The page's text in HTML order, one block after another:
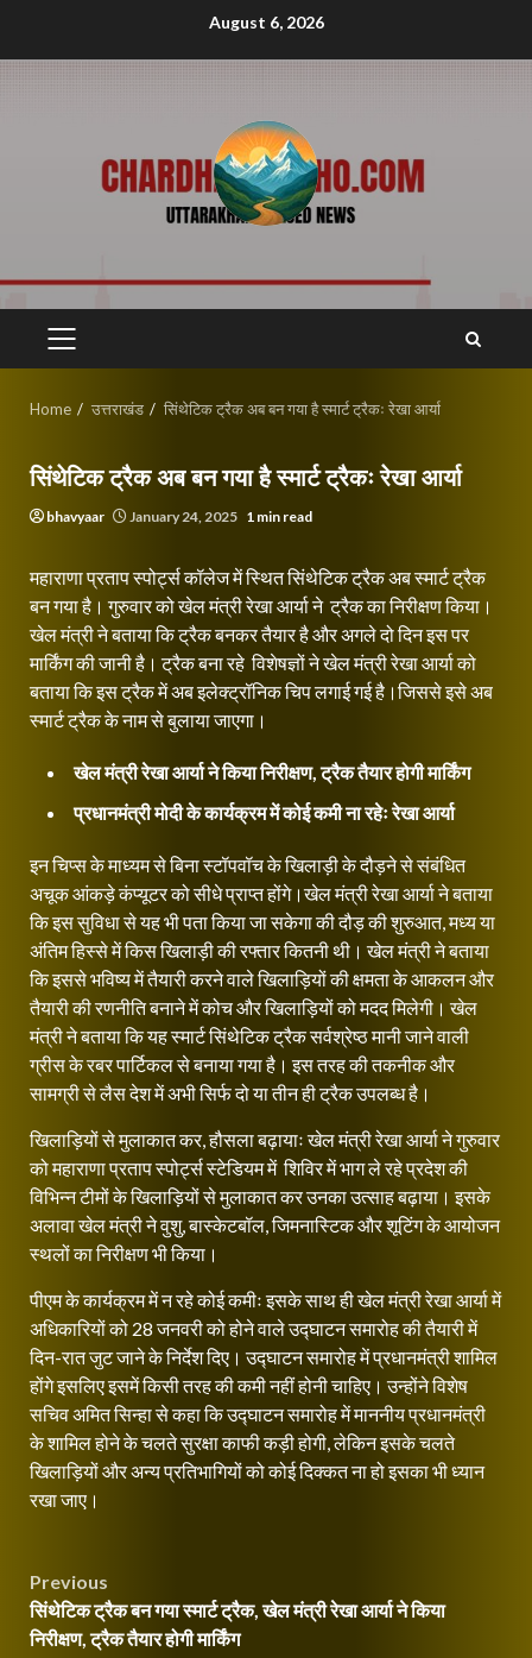
August 6, 2026
PRIMARY
Home उत्तराखंड सिंथेटिक ट्रैक अब बन गया है स्मार्ट ट्रैकः रेखा आर्या
सिंथेटिक ट्रैक अब बन गया है स्मार्ट ट्रैकः रेखा आर्या
bhavyaar January 24, 2025 1 min read
महाराणा प्रताप स्पोर्ट्स कॉलेज में स्थित सिंथेटिक ट्रैक अब स्मार्ट ट्रैक
बन गया है। गुरुवार को खेल मंत्री रेखा आर्या ने ट्रैक का निरीक्षण किया।
खेल मंत्री ने बताया कि ट्रैक बनकर तैयार है और अगले दो दिन इस पर
मार्किंग की जानी है। ट्रैक बना रहे विशेषज्ञों ने खेल मंत्री रेखा आर्या को
बताया कि इस ट्रैक में अब इलेक्ट्रॉनिक चिप लगाई गई है।जिससे इसे अब
स्मार्ट ट्रैक के नाम से बुलाया जाएगा।
खेल मंत्री रेखा आर्या ने किया निरीक्षण, ट्रैक तैयार होगी मार्किंग
प्रधानमंत्री मोदी के कार्यक्रम में कोई कमी ना रहेः रेखा आर्या
इन चिप्स के माध्यम से बिना स्टॉपवॉच के खिलाड़ी के दौड़ने से संबंधित
अचूक आंकड़े कंप्यूटर को सीधे प्राप्त होंगे।खेल मंत्री रेखा आर्या ने बताया
कि इस सुविधा से यह भी पता किया जा सकेगा की दौड़ की शुरुआत, मध्य या
अंतिम हिस्से में किस खिलाड़ी की रफ्तार कितनी थी। खेल मंत्री ने बताया
कि इससे भविष्य में तैयारी करने वाले खिलाड़ियों की क्षमता के आकलन और
तैयारी की रणनीति बनाने में कोच और खिलाड़ियों को मदद मिलेगी। खेल
मंत्री ने बताया कि यह स्मार्ट सिंथेटिक ट्रैक सर्वश्रेष्ठ मानी जाने वाली
ग्रीस के रबर पार्टिकल से बनाया गया है। इस तरह की तकनीक और
सामग्री से लैस देश में अभी सिर्फ दो या तीन ही ट्रैक उपलब्ध है।
खिलाड़ियों से मुलाकात कर, हौसला बढ़ायाः खेल मंत्री रेखा आर्या ने गुरुवार
को महाराणा प्रताप स्पोर्ट्स स्टेडियम में शिविर में भाग ले रहे प्रदेश की
विभिन्न टीमों के खिलाड़ियों से मुलाकात कर उनका उत्साह बढ़ाया। इसके
अलावा खेल मंत्री ने वुशु, बास्केटबॉल, जिमनास्टिक और शूटिंग के आयोजन
स्थलों का निरीक्षण भी किया।
पीएम के कार्यक्रम में न रहे कोई कमीः इसके साथ ही खेल मंत्री रेखा आर्या में
अधिकारियों को 28 जनवरी को होने वाले उद्घाटन समारोह की तैयारी में
दिन-रात जुट जाने के निर्देश दिए। उद्घाटन समारोह में प्रधानमंत्री शामिल
होंगे इसलिए इसमें किसी तरह की कमी नहीं होनी चाहिए। उन्होंने विशेष
सचिव अमित सिन्हा से कहा कि उद्घाटन समारोह में माननीय प्रधानमंत्री
के शामिल होने के चलते सुरक्षा काफी कड़ी होगी, लेकिन इसके चलते
खिलाड़ियों और अन्य प्रतिभागियों को कोई दिक्कत ना हो इसका भी ध्यान
रखा जाए।
Continue
Reading
Post
navigation
Previous
सिंथेटिक ट्रैक बन गया स्मार्ट ट्रैक, खेल मंत्री रेखा आर्या ने किया
निरीक्षण, ट्रैक तैयार होगी मार्किंग